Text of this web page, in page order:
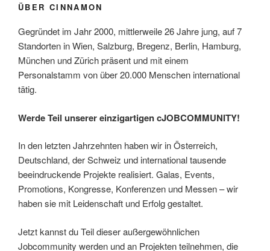
ÜBER CINNAMON
Gegründet im Jahr 2000, mittlerweile 26 Jahre jung, auf 7
Standorten in Wien, Salzburg, Bregenz, Berlin, Hamburg,
München und Zürich präsent und mit einem
Personalstamm von über 20.000 Menschen international
tätig.
Werde Teil unserer einzigartigen cJOBCOMMUNITY!
In den letzten Jahrzehnten haben wir in Österreich,
Deutschland, der Schweiz und international tausende
beeindruckende Projekte realisiert. Galas, Events,
Promotions, Kongresse, Konferenzen und Messen – wir
haben sie mit Leidenschaft und Erfolg gestaltet.
Jetzt kannst du Teil dieser außergewöhnlichen
Jobcommunity werden und an Projekten teilnehmen, die